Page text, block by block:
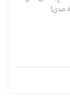
مدى!